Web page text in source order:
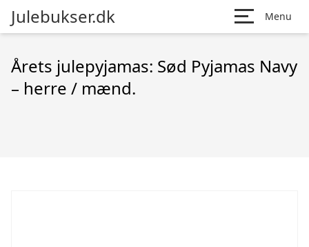
Julebukser.dk Menu
Årets julepyjamas: Sød Pyjamas Navy
– herre / mænd.